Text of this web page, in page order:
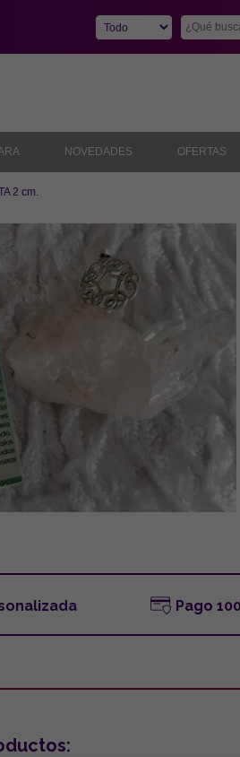
NOVEDADES OFERTAS
2 cm.
Pago